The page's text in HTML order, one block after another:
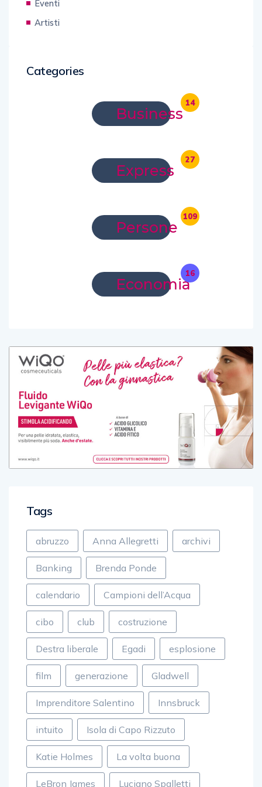
Eventi
Artisti
Categories
Business
14
Express
27
Persone
109
Economia
16
Tags
abruzzo Anna Allegretti archivi
Banking Brenda Ponde
calendario Campioni dell’Acqua
cibo club costruzione
Destra liberale Egadi esplosione
film generazione Gladwell
Imprenditore Salentino Innsbruck
intuito Isola di Capo Rizzuto
Katie Holmes La volta buona
LeBron James Luciano Spalletti